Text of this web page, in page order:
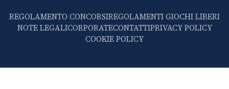
REGOLAMENTO CONCORSIREGOLAMENTI GIOCHI LIBERI
NOTE LEGALICORPORATECONTATTIPRIVACY POLICY
COOKIE POLICY